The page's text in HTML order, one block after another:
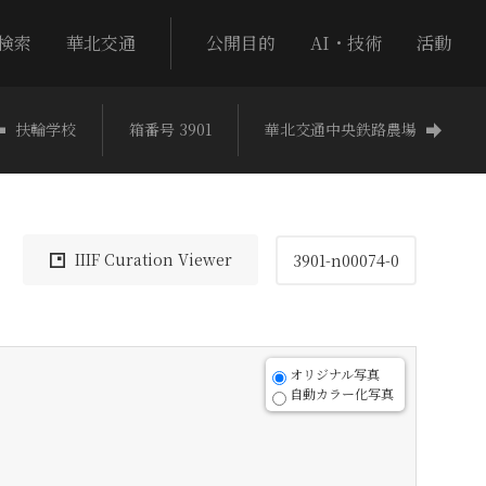
索 華北交通 公開目的 AI・技術 活動
扶輪学校 箱番号 3901 華北交通中央鉄路農場
IIIF Curation Viewer 3901-n00074-0
オリジナル写真
自動カラー化写真